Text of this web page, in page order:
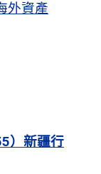
外資產
）新疆行